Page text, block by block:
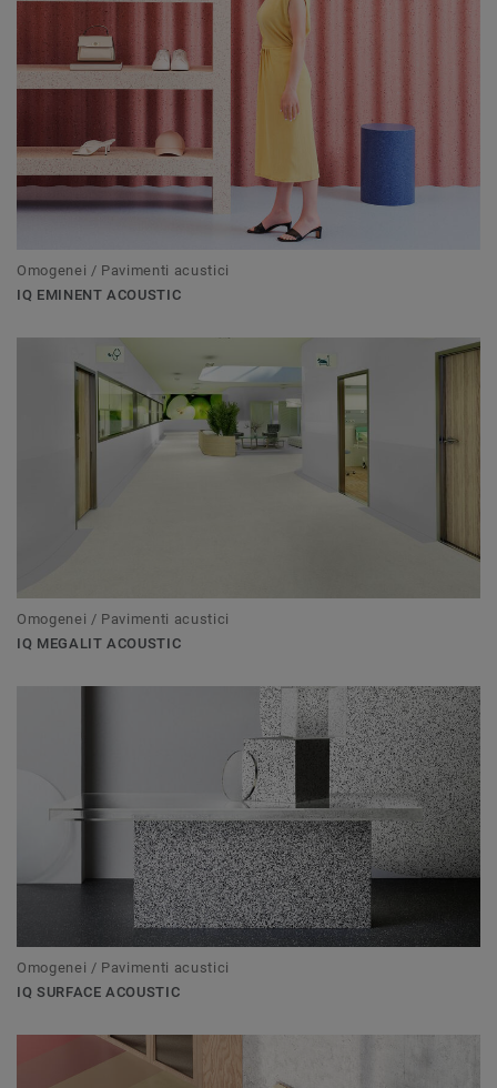
Omogenei / Pavimenti acustici
IQ EMINENT ACOUSTIC
Omogenei / Pavimenti acustici
IQ MEGALIT ACOUSTIC
Omogenei / Pavimenti acustici
IQ SURFACE ACOUSTIC